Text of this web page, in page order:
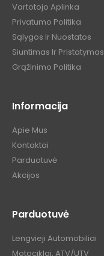
Vartotojo Aplinka
Privatumo Politika
Sąlygos Ir Nuostatos
Siuntimas Ir Pristatymas
Grąžinimo Politika
Informacija
Apie Mus
Kontaktai
Parduotuvė
Akcijos
Parduotuvė
Lengvieji Automobiliai
Motociklai, ATV/UTV